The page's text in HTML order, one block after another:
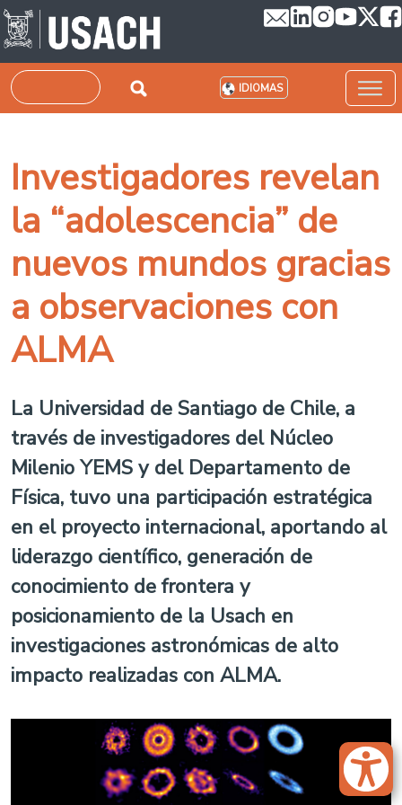
Pasar al contenido principal
Buscar IDIOMAS
Investigadores revelan
la “adolescencia” de
nuevos mundos gracias
a observaciones con
ALMA
La Universidad de Santiago de Chile, a
través de investigadores del Núcleo
Milenio YEMS y del Departamento de
Física, tuvo una participación estratégica
en el proyecto internacional, aportando al
liderazgo científico, generación de
conocimiento de frontera y
posicionamiento de la Usach en
investigaciones astronómicas de alto
impacto realizadas con ALMA.